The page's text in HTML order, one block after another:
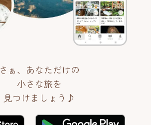
さぁ、あなただけの
小さな旅を
見つけましょう♪